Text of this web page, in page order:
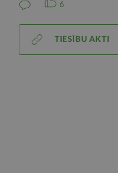
6
TIESĪBU AKTI